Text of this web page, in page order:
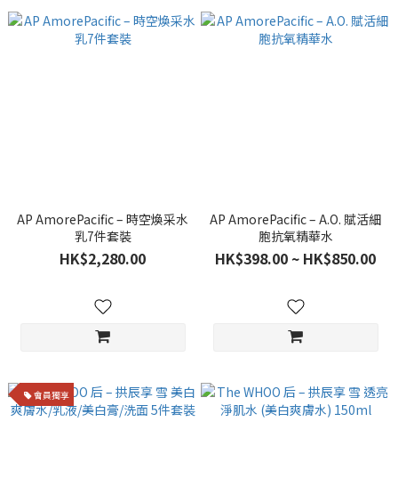
AP AmorePacific – 時空煥采水
乳7件套裝
HK$2,280.00
AP AmorePacific – A.O. 賦活細
胞抗氧精華水
HK$398.00 ~ HK$850.00
會員獨享